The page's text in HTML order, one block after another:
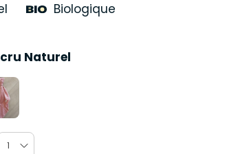
Biologique
Naturel
1